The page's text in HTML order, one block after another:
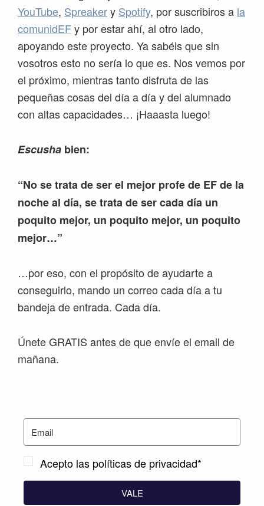
YouTube, Spreakery Spotify, por suscribiros a la
comunidEFy por estar ahí, al otro lado,
apoyando este proyecto. Ya sabéis que sin
vosotros esto no sería lo que es. Nos vemos por
el próximo, mientras tanto disfruta de las
pequeñas cosas del día a día y del alumnado
con altas capacidades… ¡Haaasta luego!
Escusha bien:
“No se trata de ser el mejor profe de EF de la
noche al día, se trata de ser cada día un
poquito mejor, un poquito mejor, un poquito
mejor…”
…por eso, con el propósito de ayudarte a
conseguirlo, mando un correo cada día a tu
bandeja de entrada. Cada día.
Únete GRATIS antes de que envíe el email de
mañana.
Acepto las políticas de privacidad*
VALE